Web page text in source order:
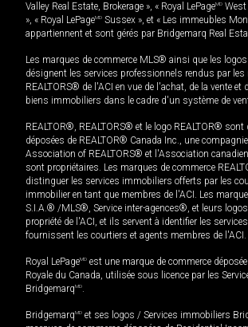
Valley Real Estate, Brokerage », « Royal LePageMD West
», « Royal LePageMD Sussex », et « Les immeubles
appartiennent et sont gérés par Bridgemarq Real
Les marques de commerce MLS® ainsi que les
désignent les services professionnels rendus par les
REALTORS® de l'ACI en vue de l'achat, de la vente et
biens immobiliers dans le cadre d'un système de
REALTOR®, REALTORS® et le logo REALTOR® sont
déposées de REALTOR® Canada Inc., une
Association of REALTORS® et l'Association
sont propriétaires. Les marques de commerce
distinguer les services immobiliers offerts par les
immobilier en tant que membres de l'ACI. Les
S.I.A.® /MLS®, Service inter-agences®, et leurs
propriété de l'ACI, et ils servent à identifier les
fournissent les courtiers et agents membres de l'ACI.
Royal LePageMD est une marque de commerce
Royale du Canada, utilisée sous licence par les
BridgemarqMD.
BridgemarqMD et ses logos / Services immobiliers